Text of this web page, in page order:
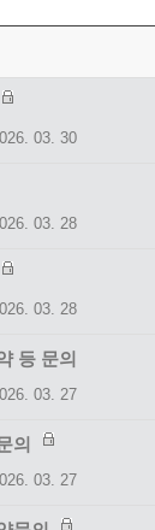
03. 30
03. 28
03. 28
등 문의
03. 27
의
03. 27